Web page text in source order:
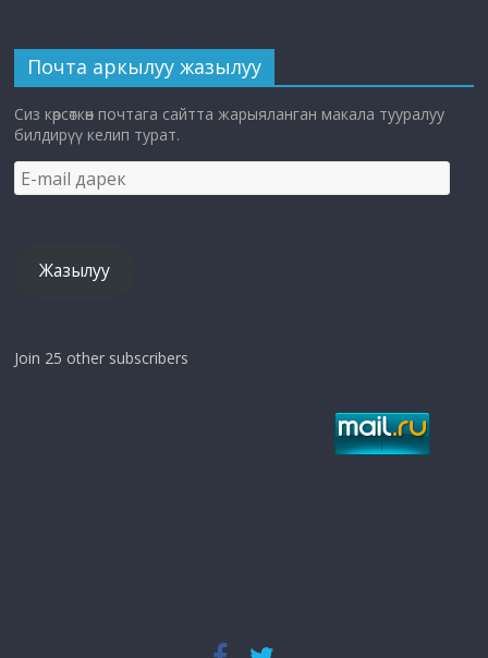
Почта аркылуу жазылуу
Сиз көрсөткөн почтага сайтта жарыяланган макала тууралуу
билдирүү келип турат.
E-
mail
Жазылуу
Join 25 other subscribers